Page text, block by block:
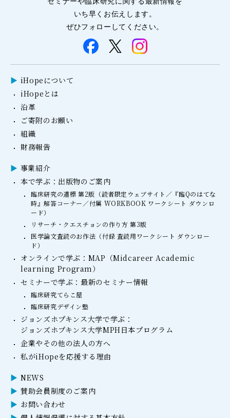
いち早くお伝えします。
ぜひフォローしてください。
iHopeについて
iHopeとは
沿革
ご寄附のお願い
組織
財務報告
事業紹介
本で学ぶ：出版物のご案内
臨床研究の道標 第2版（読者限定ウェブサイト／『臨Qのはてな
時』解答コーナー／付属 WORKBOOK ワークシート ダウンロ
ード）
リサーチ・クエスチョンの作り方 第3版
医学論文査読のお作法（付録 査読用ワークシート ダウンロー
ド）
オンラインで学ぶ：MAP（Midcareer Academic
learning Program）
セミナーで学ぶ：最新のセミナー情報
臨床研究てらこ屋
臨床研究デザイン塾
ジョンズホプキンス大学で学ぶ：
ジョンズホプキンス大学MPH日本プログラム
企業やその他の法人の方へ
私がiHopeを応援する理由
NEWS
賛助会員制度のご案内
お問い合わせ